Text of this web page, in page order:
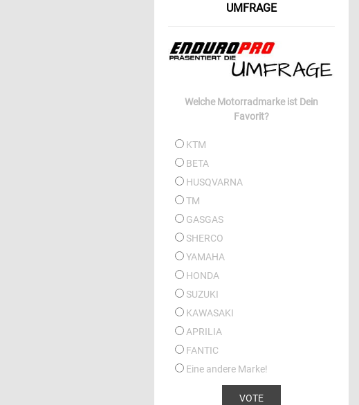
UMFRAGE
Welche Motorradmarke ist Dein
Favorit?
KTM
BETA
HUSQVARNA
TM
GASGAS
SHERCO
YAMAHA
HONDA
SUZUKI
KAWASAKI
APRILIA
FANTIC
Eine andere Marke!